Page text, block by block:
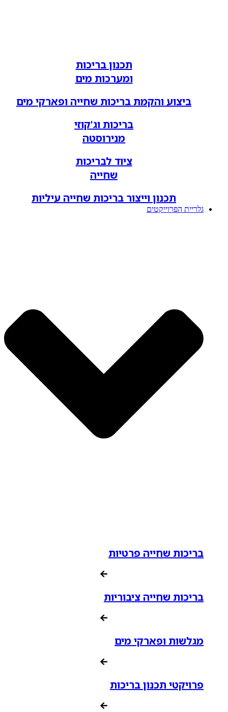
תכנון בריכות
ומערכות מים
ביצוע והקמת בריכות שחייה ופארקי מים
בריכות וג'קוזי
מנירוסטה
ציוד לבריכות
שחייה
תכנון וייצור בריכות שחייה עיליות
גלריית הפרוייקטים
בריכות שחייה פרטיות
בריכות שחייה ציבוריות
מגלשות ופארקי מים
פרויקטי תכנון בריכות